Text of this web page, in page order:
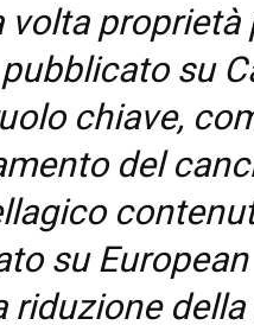
volta proprietà
su
chiave,
del
su
riduzione